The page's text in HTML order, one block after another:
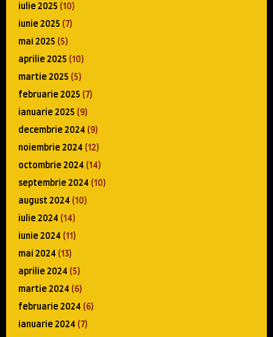
iulie 2025 (10)
iunie 2025 (7)
mai 2025 (5)
aprilie 2025 (10)
martie 2025 (5)
februarie 2025 (7)
ianuarie 2025 (9)
decembrie 2024 (9)
noiembrie 2024 (12)
octombrie 2024 (14)
septembrie 2024 (10)
august 2024 (10)
iulie 2024 (14)
iunie 2024 (11)
mai 2024 (13)
aprilie 2024 (5)
martie 2024 (6)
februarie 2024 (6)
ianuarie 2024 (7)